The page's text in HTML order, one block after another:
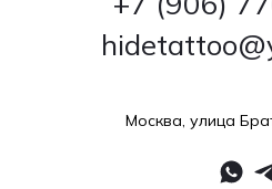
Москва, улица